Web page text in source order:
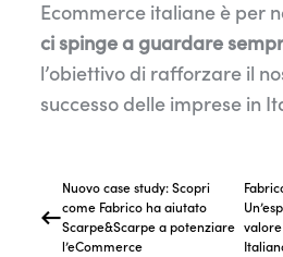
Ecommerce italiane è per
ci spinge a guardare
l’obiettivo di rafforzare il
successo delle imprese in
Nuovo case study: Scopri
come Fabrico ha aiutato
Scarpe&Scarpe a potenziare
l’eCommerce